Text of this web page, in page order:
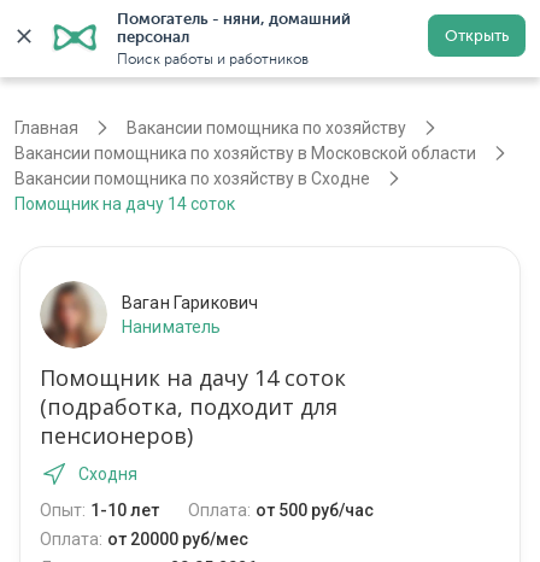
Помогатель - няни, домашний
персонал
Поиск работы и работников
Открыть
Регистрация
Главная
Вакансии помощника по хозяйству
Вакансии помощника по хозяйству в Московской области
Вакансии помощника по хозяйству в Сходне
Помощник на дачу 14 соток
Ваган Гарикович
Наниматель
Помощник на дачу 14 соток
(подработка, подходит для
пенсионеров)
Сходня
Опыт: 1-10 лет Оплата: от 500 руб/час
Оплата: от 20000 руб/мес